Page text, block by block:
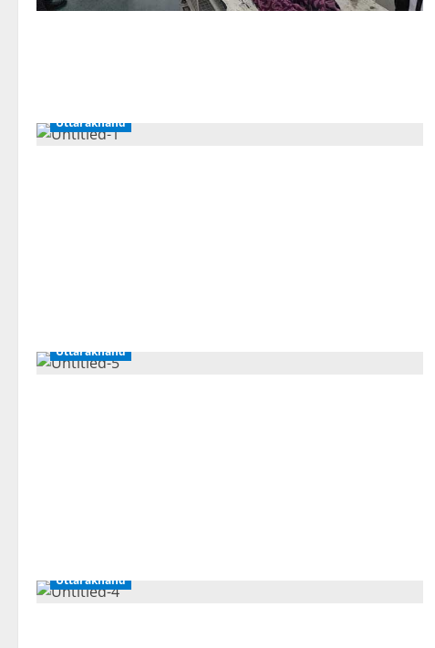
Uttarakhand
Uttarakhand
Uttarakhand